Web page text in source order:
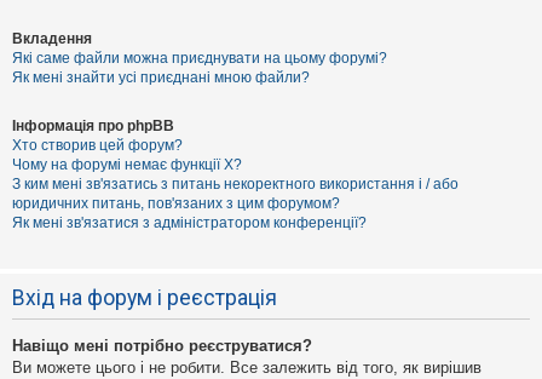
Вкладення
Які саме файли можна приєднувати на цьому форумі?
Як мені знайти усі приєднані мною файли?
Інформація про phpBB
Хто створив цей форум?
Чому на форумі немає функції X?
З ким мені зв'язатись з питань некоректного використання і / або
юридичних питань, пов'язаних з цим форумом?
Як мені зв'язатися з адміністратором конференції?
Вхід на форум і реєстрація
Навіщо мені потрібно реєструватися?
Ви можете цього і не робити. Все залежить від того, як вирішив